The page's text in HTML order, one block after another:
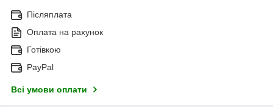
Післяплата
Оплата на рахунок
Готівкою
PayPal
Всі умови оплати